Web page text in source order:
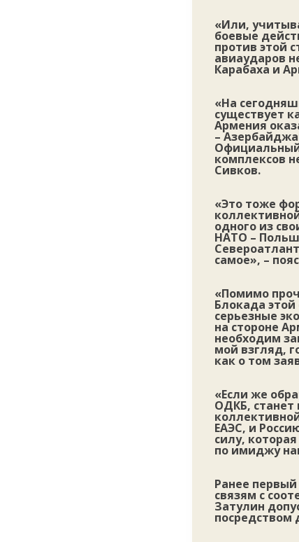
«Или,
боевые
против этой
авиаударов
Карабаха и
«На
существует
Армения
–
Официальный
комплексов
Сивков.
«Это тоже
одного из
НАТО –
самое», –
«Помимо
Блокада
серьезные
на стороне
необходим
мой взгляд,
как о том
«Если же
ОДКБ, станет
ЕАЭС, и
силу,
по имиджу
Ранее
связям с
Затулин
посредством